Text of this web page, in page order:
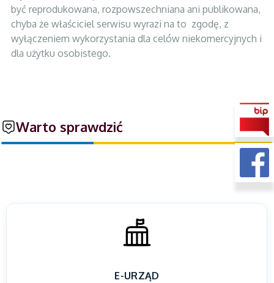
być reprodukowana, rozpowszechniana ani publikowana,
chyba że właściciel serwisu wyrazi na to zgodę, z
wyłączeniem wykorzystania dla celów niekomercyjnych i
dla użytku osobistego.
Warto sprawdzić
E-URZĄD